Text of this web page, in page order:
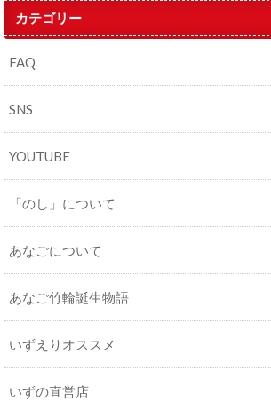
カテゴリー
FAQ
SNS
YOUTUBE
「のし」について
あなごについて
あなご竹輪誕生物語
いずえりオススメ
いずの直営店